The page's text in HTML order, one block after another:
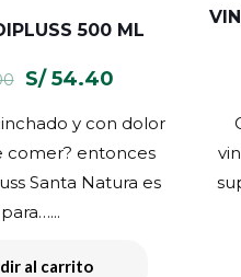
500 ML
El
original
era:
S/ 68.00.
S/54.40El
actual
es:
S/ 54.40.
y con dolor
comer? entonces
Santa Natura es
para…...
al carrito